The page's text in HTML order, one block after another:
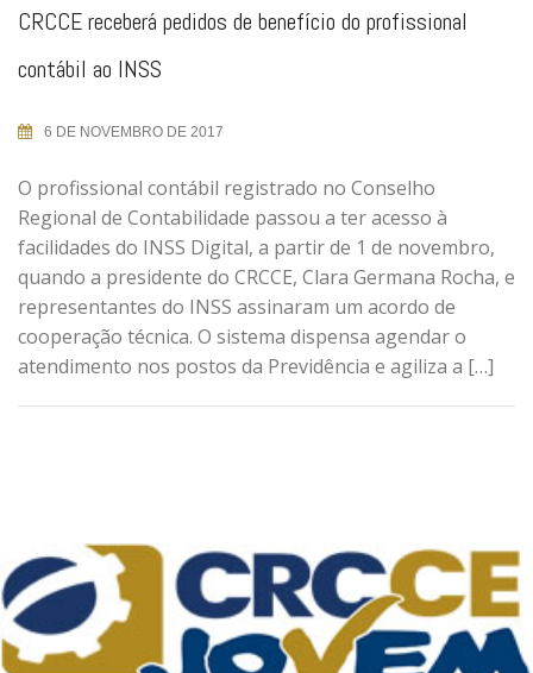
CRCCE receberá pedidos de benefício do profissional
contábil ao INSS
6 DE NOVEMBRO DE 2017
O profissional contábil registrado no Conselho
Regional de Contabilidade passou a ter acesso à
facilidades do INSS Digital, a partir de 1 de novembro,
quando a presidente do CRCCE, Clara Germana Rocha, e
representantes do INSS assinaram um acordo de
cooperação técnica. O sistema dispensa agendar o
atendimento nos postos da Previdência e agiliza a […]